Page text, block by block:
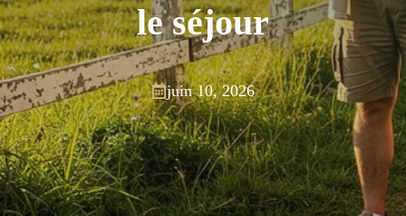
le séjour
juin 10, 2026